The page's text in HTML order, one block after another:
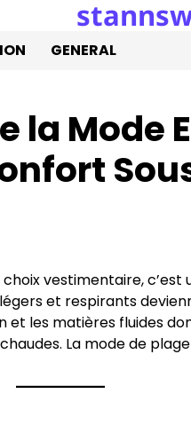
GENERAL
la Mode
vestimentaire,
et respirants
et les matières fluides
La mode de